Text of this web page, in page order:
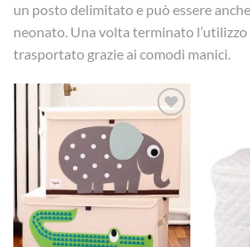
un posto delimitato e può essere
neonato. Una volta terminato
trasportato grazie ai comodi manici.
alla lista
dei
desideri